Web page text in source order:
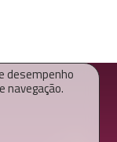
desempenho
navegação.